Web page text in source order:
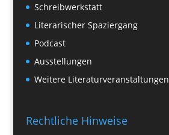
Schreibwerkstatt
Literarischer Spaziergang
Podcast
Ausstellungen
Weitere Literaturveranstaltungen
Rechtliche Hinweise